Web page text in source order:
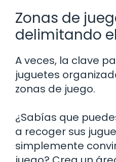
Zonas de
delimitando
A veces, la clave
juguetes
zonas de juego.
¿Sabías que
a recoger sus
simplemente